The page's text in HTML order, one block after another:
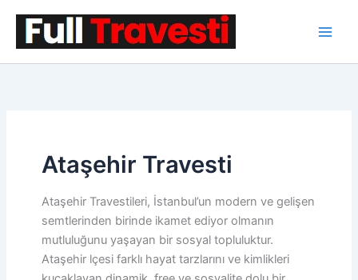
Ataşehir Travesti
Ataşehir Travestileri, İstanbul’un modern ve gelişen
semtlerinden birinde ikamet ediyor olmanın
mutluluğunu yaşayan bir sosyal topluluktur.
Ataşehir lçesi farklı hayat tarzlarını ve kimlikleri